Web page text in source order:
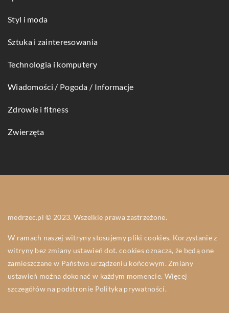
Styl i moda
Sztuka i zainteresowania
Technologia i komputery
Wiadomości / Pogoda / Informacje
Zdrowie i fitness
Zwierzęta
medrzec.pl © 2023. Wszelkie prawa zastrzeżone.
W ramach naszej witryny stosujemy pliki cookies. Korzystanie z
witryny bez zmiany ustawień dot. cookies oznacza, że będą one
zamieszczane w Państwa urządzeniu końcowym. Zmiany
ustawień można dokonać w każdym momencie. Więcej
szczegółów na podstronie Polityka prywatności.